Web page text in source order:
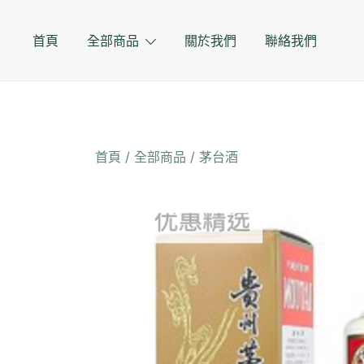
content
首頁 全部商品 關於我們 聯絡我們
首頁 / 全部商品 / 茅台酒